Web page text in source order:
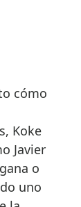
cómo
Koke
Javier
o
uno